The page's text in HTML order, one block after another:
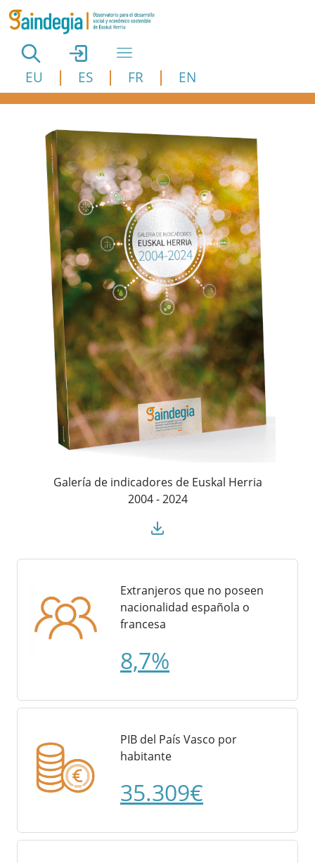
Pasar al contenido principal
EU ES FR EN
Galería de indicadores de Euskal Herria
2004 - 2024
Extranjeros que no poseen
nacionalidad española o
francesa
8,7%
PIB del País Vasco por
habitante
35.309€